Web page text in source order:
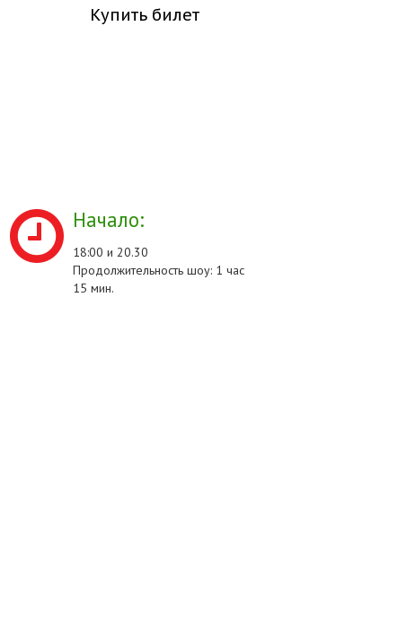
Купить билет
Начало:
18:00 и 20.30
Продолжительность шоу: 1 час
15 мин.